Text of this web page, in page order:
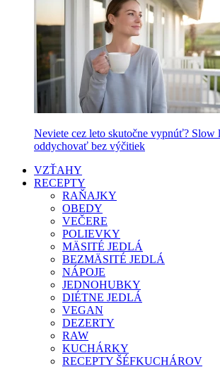
Neviete cez leto skutočne vypnúť? Slow
oddychovať bez výčitiek
VZŤAHY
RECEPTY
RAŇAJKY
OBEDY
VEČERE
POLIEVKY
MÄSITÉ JEDLÁ
BEZMÄSITÉ JEDLÁ
NÁPOJE
JEDNOHUBKY
DIÉTNE JEDLÁ
VEGAN
DEZERTY
RAW
KUCHÁRKY
RECEPTY ŠÉFKUCHÁROV